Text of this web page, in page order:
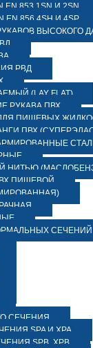
853 1SN И 2SN
856 4SH И 4SP
ВЫСОКОГО
РВД
(LAY FLAT)
РУКАВА ПВХ
ПИЩЕВЫХ
ПВХ
НИТЬЮ
ПИЩЕВОЙ
СЕЧЕНИЙ
СЕЧЕНИЯ
SPA И XPA
SPB, XPB